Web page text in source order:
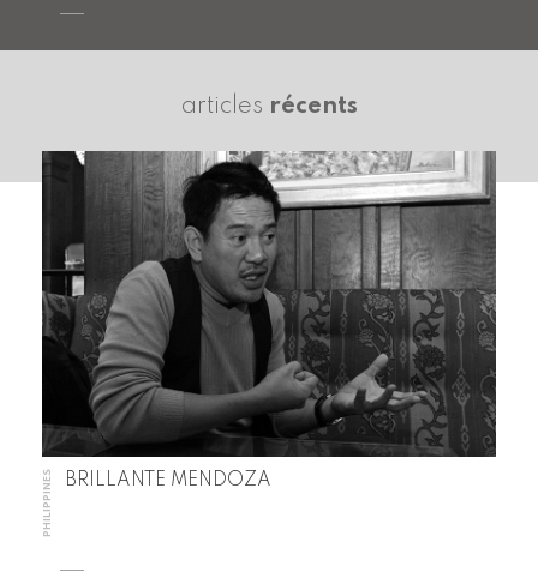
articles récents
PHILIPPINES BRILLANTE MENDOZA